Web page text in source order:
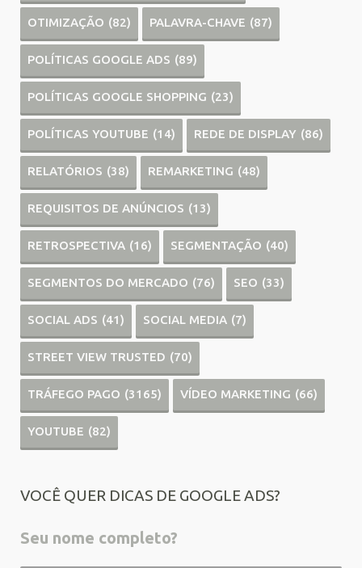
OTIMIZAÇÃO (82) PALAVRA-CHAVE (87)
POLÍTICAS GOOGLE ADS (89)
POLÍTICAS GOOGLE SHOPPING (23)
POLÍTICAS YOUTUBE (14) REDE DE DISPLAY (86)
RELATÓRIOS (38) REMARKETING (48)
REQUISITOS DE ANÚNCIOS (13)
RETROSPECTIVA (16) SEGMENTAÇÃO (40)
SEGMENTOS DO MERCADO (76) SEO (33)
SOCIAL ADS (41) SOCIAL MEDIA (7)
STREET VIEW TRUSTED (70)
TRÁFEGO PAGO (3165) VÍDEO MARKETING (66)
YOUTUBE (82)
VOCÊ QUER DICAS DE GOOGLE ADS?
Seu nome completo?